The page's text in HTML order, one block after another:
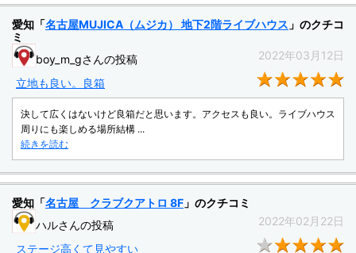
愛知「名古屋MUJICA（ムジカ） 地下2階ライブハウス 」のクチコ
ミ
boy_m_gさんの投稿
2022年03月12日
立地も良い。良箱
決して広くはないけど良箱だと思います。アクセスも良い。ライブハウス
周りにも楽しめる場所結構 ...
続きを読む
愛知「名古屋 クラブクアトロ 8F 」のクチコミ
ハルさんの投稿
2022年02月22日
ステージ高くて見やすい